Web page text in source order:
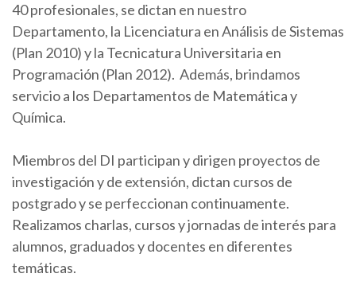
40 profesionales, se dictan en nuestro
Departamento, la Licenciatura en Análisis de Sistemas
(Plan 2010) y la Tecnicatura Universitaria en
Programación (Plan 2012). Además, brindamos
servicio a los Departamentos de Matemática y
Química.
Miembros del DI participan y dirigen proyectos de
investigación y de extensión, dictan cursos de
postgrado y se perfeccionan continuamente.
Realizamos charlas, cursos y jornadas de interés para
alumnos, graduados y docentes en diferentes
temáticas.